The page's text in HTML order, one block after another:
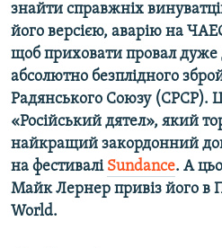
знайти справжніх
його версією, аварію на
щоб приховати провал дуже
абсолютно безплідного
Радянського Союзу (СРСР).
«Російський дятел», який
найкращий закордонний
на фестивалі Sundance. А
Майк Лернер привіз його в
World.